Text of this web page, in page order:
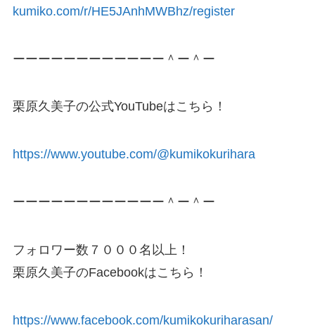
kumiko.com/r/HE5JAnhMWBhz/register
ーーーーーーーーーーーー＾ー＾ー
栗原久美子の公式YouTubeはこちら！
https://www.youtube.com/@kumikokurihara
ーーーーーーーーーーーー＾ー＾ー
フォロワー数７０００名以上！
栗原久美子のFacebookはこちら！
https://www.facebook.com/kumikokuriharasan/